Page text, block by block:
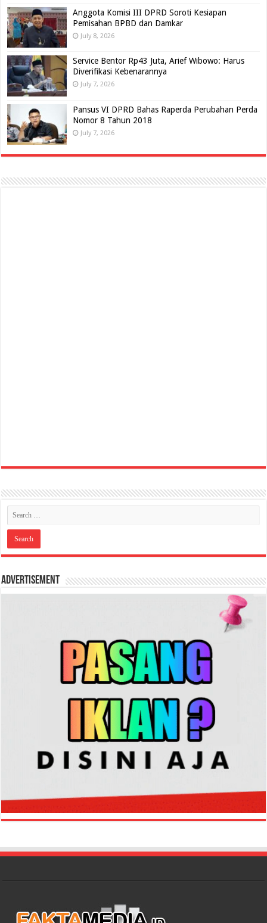
Anggota Komisi III DPRD Soroti Kesiapan
Pemisahan BPBD dan Damkar
July 8, 2026
Service Bentor Rp43 Juta, Arief Wibowo: Harus
Diverifikasi Kebenarannya
July 7, 2026
Pansus VI DPRD Bahas Raperda Perubahan Perda
Nomor 8 Tahun 2018
July 7, 2026
Advertisement